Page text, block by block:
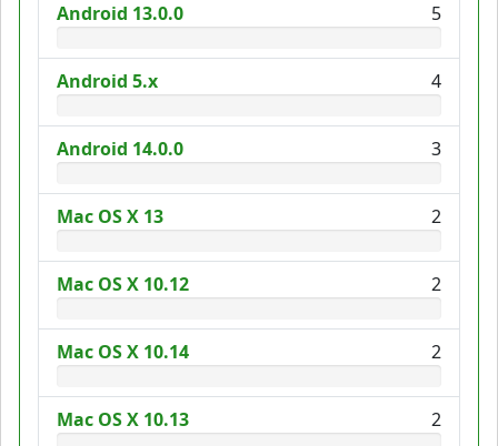
Android 13.0.0 5
Android 5.x 4
Android 14.0.0 3
Mac OS X 13 2
Mac OS X 10.12 2
Mac OS X 10.14 2
Mac OS X 10.13 2